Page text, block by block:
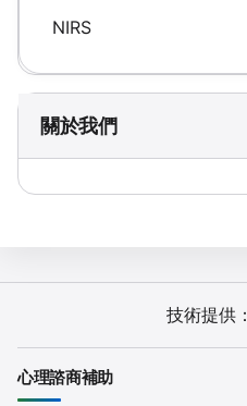
NIRS
關於我們
技術提供：
心理諮商補助